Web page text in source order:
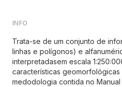
INFO
Trata-se de um conjunto de
linhas e polígonos) e
interpretadasem escala
características geomorfológicas
medodologia contida no